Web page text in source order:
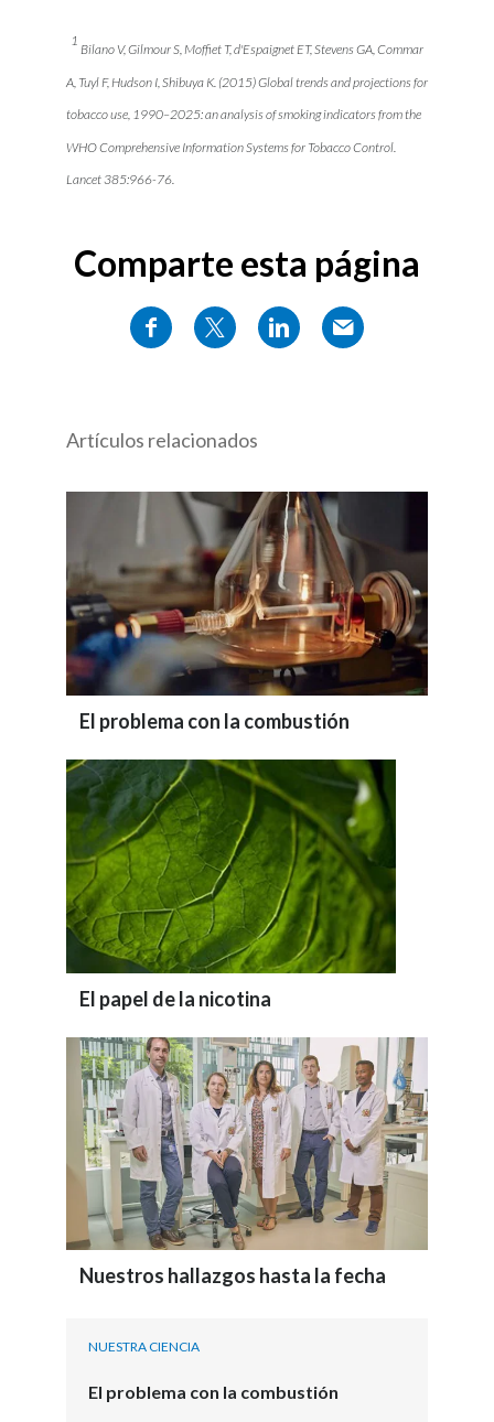
1
Bilano V, Gilmour S, Moffiet T, d'Espaignet ET, Stevens GA, Commar
A, Tuyl F, Hudson I, Shibuya K. (2015) Global trends and projections for
tobacco use, 1990–2025: an analysis of smoking indicators from the
WHO Comprehensive Information Systems for Tobacco Control.
Lancet 385:966-76.
Comparte esta página
Artículos relacionados
El problema con la combustión
El papel de la nicotina
Nuestros hallazgos hasta la fecha
NUESTRA CIENCIA
El problema con la combustión